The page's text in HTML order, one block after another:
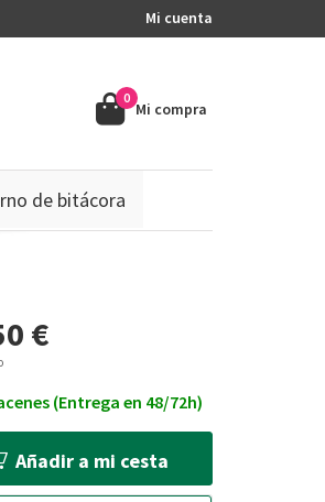
Mi cuenta
Mi compra
0
de bitácora
€
(Entrega en 48/72h)
Añadir a mi cesta